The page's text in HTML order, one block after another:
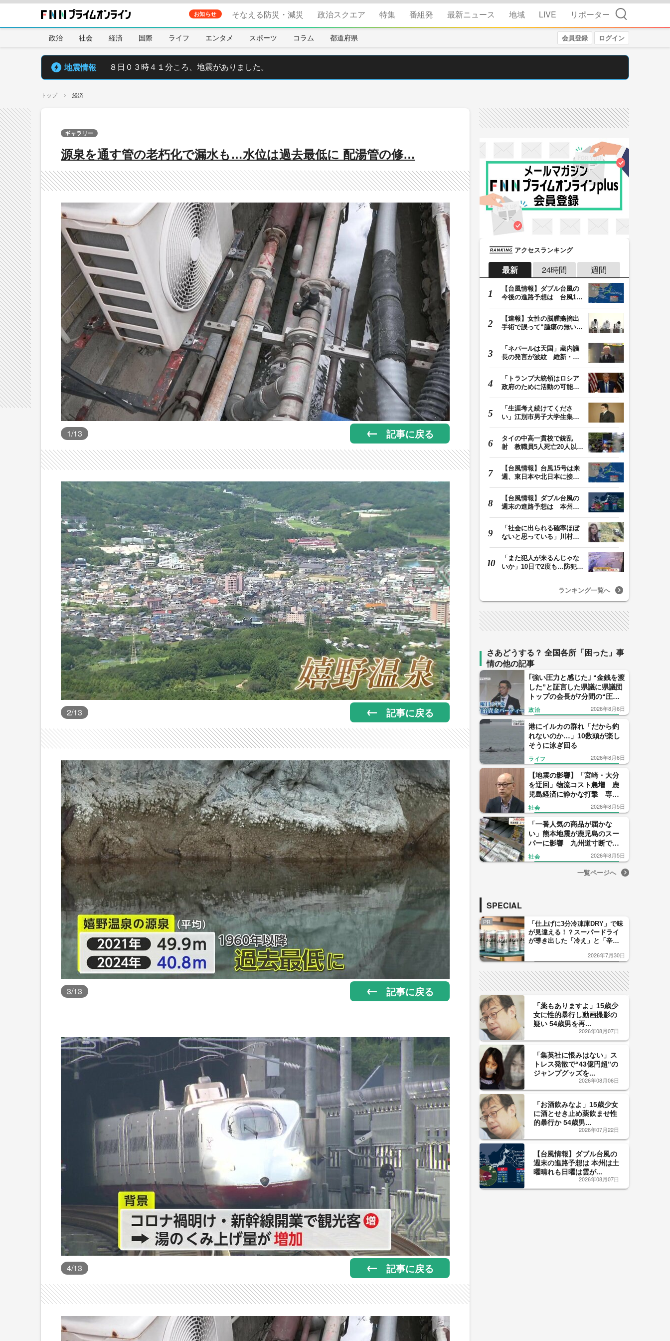
お知らせ そなえる防災・減災 政治スクエア 特集 番組発 最新ニュース 地域 LIVE リポーター 検索
政治 社会 経済 国際 ライフ エンタメ スポーツ コラム 都道府県 会員登録 ログイン
地震情報 ８日０３時４１分ころ、地震がありました。
トップ 経済
源泉を通す管の老朽化で漏水も…水位は過去最低に 配湯管の修…
ギャラリー
1/13 記事に戻る
2/13 記事に戻る
3/13 記事に戻る
4/13 記事に戻る
アクセスランキング
最新 24時間 週間
【台風情報】ダブル台風の
今後の進路予想は 台風13
【速報】女性の脳腫瘍摘出
手術で誤って“腫瘍の無い部
「ネパールは天国」蔵内議
長の発言が波紋 維新・吉
「トランプ大統領はロシア
政府のために活動の可能
「生涯考え続けてくださ
い」江別市男子大学生集団
タイの中高一貫校で銃乱
射 教職員5人死亡20人以上
【台風情報】台風15号は来
週、東日本や北日本に接近
【台風情報】ダブル台風の
週末の進路予想は 本州は
「社会に出られる確率ほぼ
ないと思っている」川村葉
「また犯人が来るんじゃな
いか」10日で2度も…防犯カ
ランキング一覧へ
さあどうする？ 全国各所「困った」事
情の他の記事
｢強い圧力と感じた｣ “金銭を渡
した”と証言した県議に県議団
トップの会長が7分間の“圧
力？電話” ｢感情的になった｣
【福岡発】
政治 2026年8月6日
港にイルカの群れ「だから釣
れないのか…」10数頭が楽し
そうに泳ぎ回る
ライフ 2026年8月6日
【地震の影響】「宮崎・大分
を迂回」物流コスト急増 鹿
児島経済に静かな打撃 専門
家「正常化に想定以上の時
間」
社会 2026年8月5日
「一番人気の商品が届かな
い」熊本地震が鹿児島のスー
パーに影響 九州道寸断で物
流に打撃
社会 2026年8月5日
一覧ページへ
SPECIAL
PR
「仕上げに3分冷凍庫DRY」で味
が見違える！？スーパードライ
が導き出した「冷え」と「辛
した「辛口カーブ」が飲み頃の
2026年7月30日
「薬もありますよ」15歳少
女に性的暴行し動画撮影の
疑い 54歳男を再...
2026年08月07日
「集英社に恨みはない」ス
トレス発散で“43億円超”の
ジャンプグッズを...
2026年08月06日
「お酒飲みなよ」15歳少女
に酒とせき止め薬飲ませ性
的暴行か 54歳男...
2026年07月22日
【台風情報】ダブル台風の
週末の進路予想は 本州は土
曜晴れも日曜は雲が...
2026年08月07日